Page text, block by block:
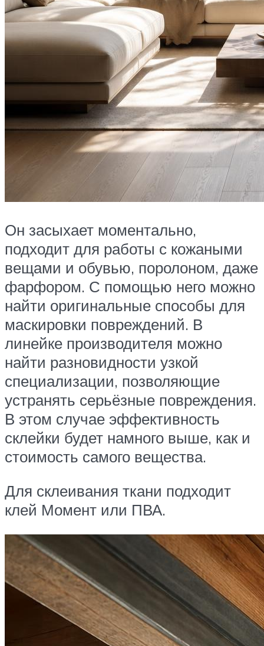
Он засыхает моментально,
подходит для работы с кожаными
вещами и обувью, поролоном, даже
фарфором. С помощью него можно
найти оригинальные способы для
маскировки повреждений. В
линейке производителя можно
найти разновидности узкой
специализации, позволяющие
устранять серьёзные повреждения.
В этом случае эффективность
склейки будет намного выше, как и
стоимость самого вещества.
Для склеивания ткани подходит
клей Момент или ПВА.